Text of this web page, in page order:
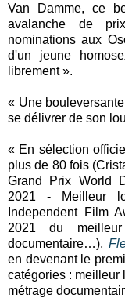
Van Damme, ce
avalanche de
nominations aux
d'un jeune
librement ».
« Une
se délivrer de son
« En sélection
plus de 80 fois
Grand Prix World
2021 - Meilleur
Independent Film
2021 du
documentaire…),
en devenant le
catégories : meilleur
métrage